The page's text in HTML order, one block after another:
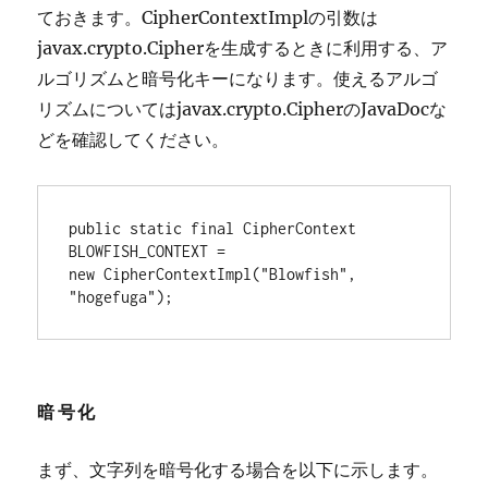
ておきます。CipherContextImplの引数は
javax.crypto.Cipherを生成するときに利用する、ア
ルゴリズムと暗号化キーになります。使えるアルゴ
リズムについてはjavax.crypto.CipherのJavaDocな
どを確認してください。
public static final CipherContext
BLOWFISH_CONTEXT =
new CipherContextImpl("Blowfish",
"hogefuga");
暗号化
まず、文字列を暗号化する場合を以下に示します。